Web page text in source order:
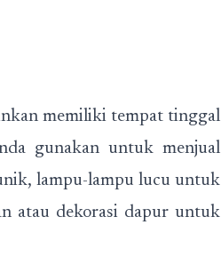
memiliki tempat tinggal
gunakan untuk menjual
lampu-lampu lucu untuk
atau dekorasi dapur untuk